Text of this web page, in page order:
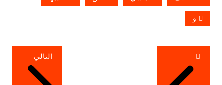
و
تصفّح
المقالات
التالي